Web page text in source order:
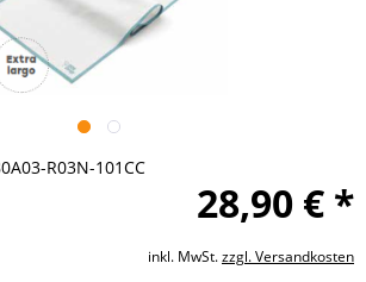
R03N-101CC
28,90 € *
inkl. MwSt.zzgl. Versandkosten